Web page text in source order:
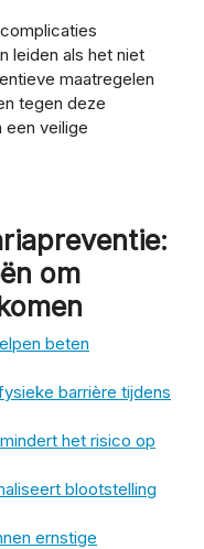
leiden als het niet
maatregelen
tegen deze
een veilige
om
beten
barrière tijdens
het risico op
blootstelling
ernstige